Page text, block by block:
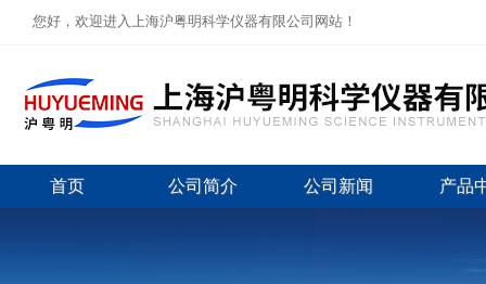
您好，欢迎进入上海沪粤明科学仪器有限公司网站！
首页 公司简介 公司新闻 产品